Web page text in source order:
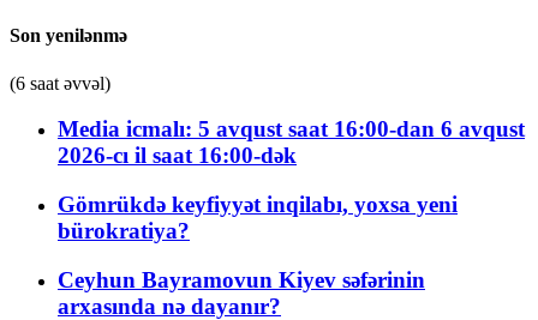
Son yenilənmə
(6 saat əvvəl)
Media icmalı: 5 avqust saat 16:00-dan 6 avqust
2026-cı il saat 16:00-dək
Gömrükdə keyfiyyət inqilabı, yoxsa yeni
bürokratiya?
Ceyhun Bayramovun Kiyev səfərinin
arxasında nə dayanır?